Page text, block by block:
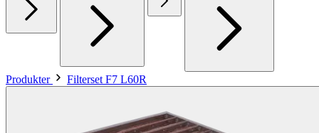
Produkter Filterset F7 L60R